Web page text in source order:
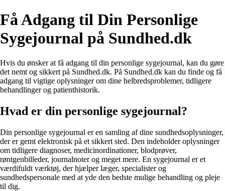
Få Adgang til Din Personlige
Sygejournal på Sundhed.dk
Hvis du ønsker at få adgang til din personlige sygejournal, kan du gøre
det nemt og sikkert på Sundhed.dk. På Sundhed.dk kan du finde og få
adgang til vigtige oplysninger om dine helbredsproblemer, tidligere
behandlinger og patienthistorik.
Hvad er din personlige sygejournal?
Din personlige sygejournal er en samling af dine sundhedsoplysninger,
der er gemt elektronisk på et sikkert sted. Den indeholder oplysninger
om tidligere diagnoser, medicinordinationer, blodprøver,
røntgenbilleder, journalnoter og meget mere. En sygejournal er et
værdifuldt værktøj, der hjælper læger, specialister og
sundhedspersonale med at yde den bedste mulige behandling og pleje
til dig.